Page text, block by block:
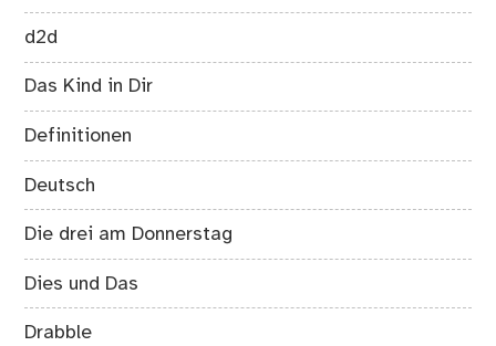
d2d
Das Kind in Dir
Definitionen
Deutsch
Die drei am Donnerstag
Dies und Das
Drabble